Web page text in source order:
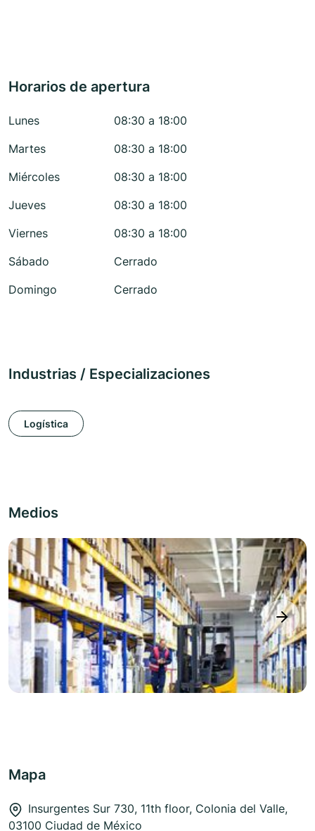
Horarios de apertura
Lunes
08:30 a 18:00
Martes
08:30 a 18:00
Miércoles
08:30 a 18:00
Jueves
08:30 a 18:00
Viernes
08:30 a 18:00
Sábado
Cerrado
Domingo
Cerrado
Industrias / Especializaciones
Logística
Medios
next
Mapa
Insurgentes Sur 730, 11th floor, Colonia del Valle,
03100 Ciudad de México